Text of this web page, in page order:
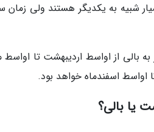
شبیه به یکدیگر هستند ولی
بالی از اواسط اردیبهشت تا
اواسط اسفندماه خواهد بود.
یا بالی؟